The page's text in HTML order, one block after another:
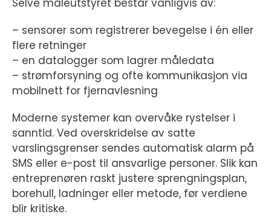
Selve måleutstyret består vanligvis av:
– sensorer som registrerer bevegelse i én eller
flere retninger
– en datalogger som lagrer måledata
– strømforsyning og ofte kommunikasjon via
mobilnett for fjernavlesning
Moderne systemer kan overvåke rystelser i
sanntid. Ved overskridelse av satte
varslingsgrenser sendes automatisk alarm på
SMS eller e-post til ansvarlige personer. Slik kan
entreprenøren raskt justere sprengningsplan,
borehull, ladninger eller metode, før verdiene
blir kritiske.